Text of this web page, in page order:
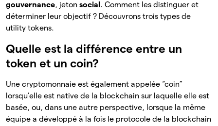
gouvernance, jeton social . Comment les distinguer et
déterminer leur objectif ? Découvrons trois types de
utility tokens.
Quelle est la différence entre un
token et un coin?
Une cryptomonnaie est également appelée “coin”
lorsqu’elle est native de la blockchain sur laquelle elle est
basée, ou, dans une autre perspective, lorsque la même
équipe a développé à la fois le protocole de la blockchain